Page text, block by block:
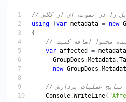
using (var metadata = new
محتوا اضافه کنید
var affected = metadata
GroupDocs . Metadata .
new GroupDocs .
// نتایج عملیات پردازش
Console .WriteLine(